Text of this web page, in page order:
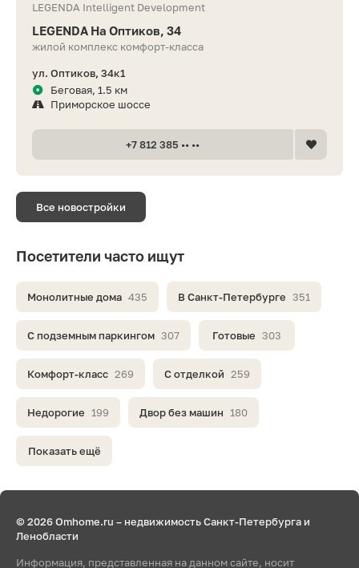
LEGENDA Intelligent Development
LEGENDA На Оптиков, 34
жилой комплекс комфорт-класса
ул. Оптиков, 34к1
Беговая, 1.5 км
Приморское шоссе
+7 812 385 •• ••
Все новостройки
Посетители часто ищут
Монолитные дома 435 В Санкт-Петербурге 351
С подземным паркингом 307 Готовые 303
Комфорт-класс 269 С отделкой 259
Недорогие 199 Двор без машин 180
Показать ещё
© 2026 Omhome.ru – недвижимость Санкт-Петербурга и
Ленобласти
Информация, представленная на данном сайте, носит